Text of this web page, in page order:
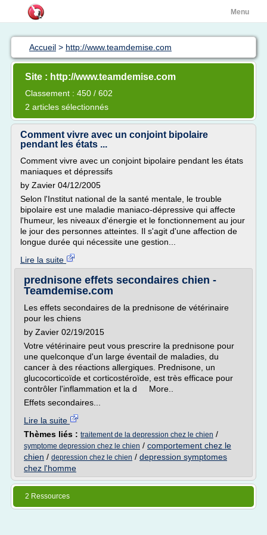
Menu
Accueil > http://www.teamdemise.com
Site : http://www.teamdemise.com
Classement : 450 / 602
2 articles sélectionnés
Comment vivre avec un conjoint bipolaire
pendant les états ...
Comment vivre avec un conjoint bipolaire pendant les états
maniaques et dépressifs
by Zavier 04/12/2005
Selon l'Institut national de la santé mentale, le trouble
bipolaire est une maladie maniaco-dépressive qui affecte
l'humeur, les niveaux d'énergie et le fonctionnement au jour
le jour des personnes atteintes. Il s'agit d'une affection de
longue durée qui nécessite une gestion...
Lire la suite
prednisone effets secondaires chien -
Teamdemise.com
Les effets secondaires de la prednisone de vétérinaire
pour les chiens
by Zavier 02/19/2015
Votre vétérinaire peut vous prescrire la prednisone pour
une quelconque d'un large éventail de maladies, du
cancer à des réactions allergiques. Prednisone, un
glucocorticoïde et corticostéroïde, est très efficace pour
contrôler l'inflammation et la d More..
Effets secondaires...
Lire la suite
Thèmes liés : traitement de la depression chez le chien /
symptome depression chez le chien / comportement chez le
chien / depression chez le chien / depression symptomes
chez l'homme
2 Ressources